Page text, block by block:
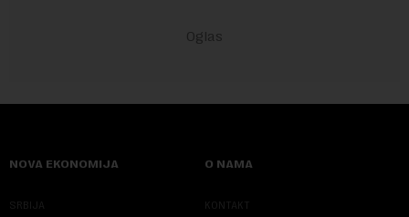
NOVA EKONOMIJA
SRBIJA
O NAMA
KONTAKT